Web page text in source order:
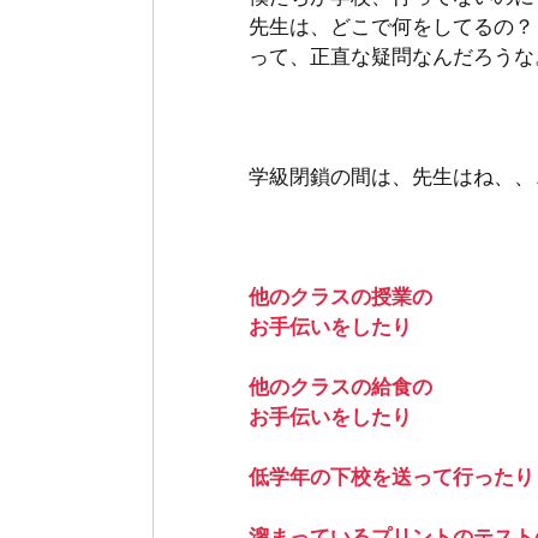
先生は、どこで何をしてるの？
って、正直な疑問なんだろうな
学級閉鎖の間は、先生はね、、
他のクラスの授業の
お手伝いをしたり
他のクラスの給食の
お手伝いをしたり
低学年の下校を送って行ったり